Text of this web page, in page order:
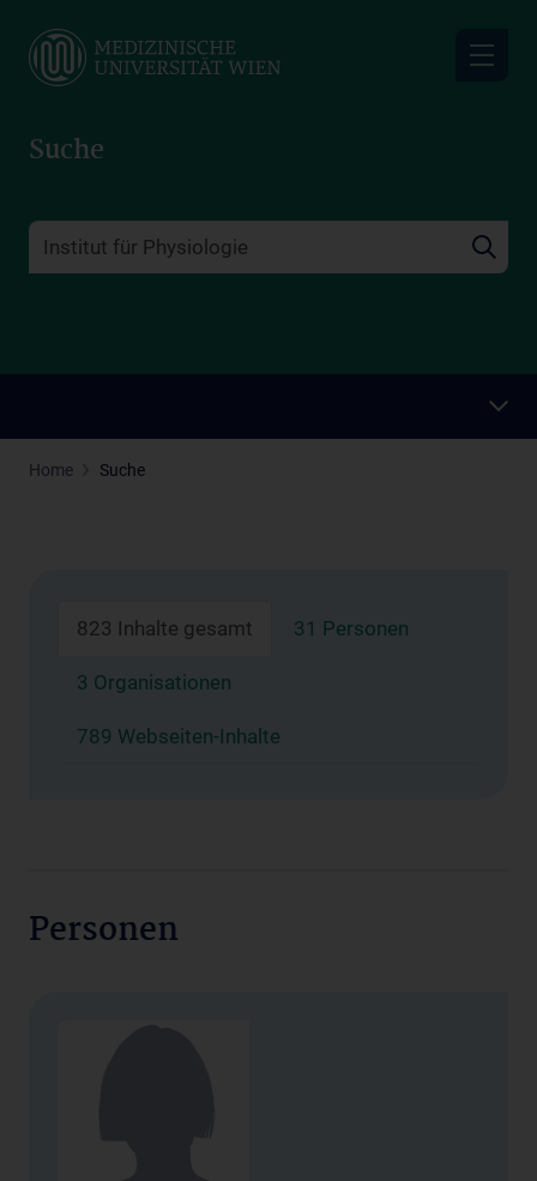
main
Suche
Home Suche
823 Inhalte gesamt 31 Personen
3 Organisationen
789 Webseiten-Inhalte
Personen